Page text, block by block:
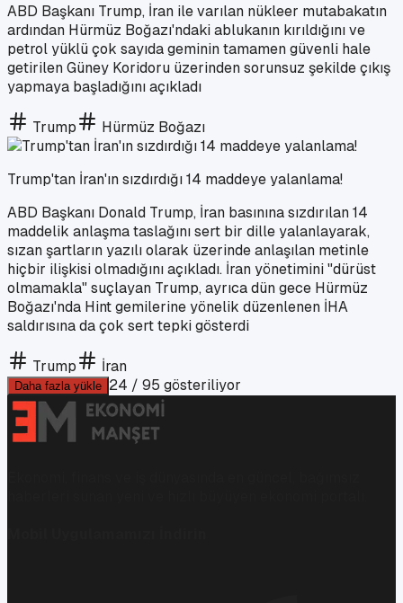
ABD Başkanı Trump, İran ile varılan nükleer mutabakatın
ardından Hürmüz Boğazı'ndaki ablukanın kırıldığını ve
petrol yüklü çok sayıda geminin tamamen güvenli hale
getirilen Güney Koridoru üzerinden sorunsuz şekilde çıkış
yapmaya başladığını açıkladı
Trump Hürmüz Boğazı
Trump'tan İran'ın sızdırdığı 14 maddeye yalanlama!
ABD Başkanı Donald Trump, İran basınına sızdırılan 14
maddelik anlaşma taslağını sert bir dille yalanlayarak,
sızan şartların yazılı olarak üzerinde anlaşılan metinle
hiçbir ilişkisi olmadığını açıkladı. İran yönetimini "dürüst
olmamakla" suçlayan Trump, ayrıca dün gece Hürmüz
Boğazı'nda Hint gemilerine yönelik düzenlenen İHA
saldırısına da çok sert tepki gösterdi
Trump İran
Daha fazla yükle 24 / 95 gösteriliyor